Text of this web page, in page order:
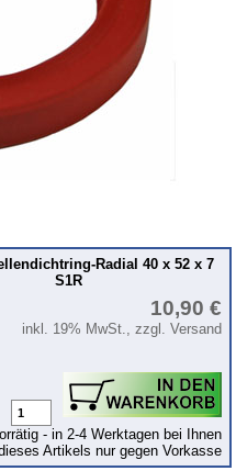
Radial 40 x 52 x 7
S1R
10,90 €
inkl. 19% MwSt., zzgl. Versand
- in 2-4 Werktagen bei Ihnen
Artikels nur gegen Vorkasse